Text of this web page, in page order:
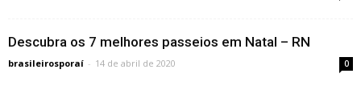
Descubra os 7 melhores passeios em Natal – RN
brasileirosporaí - 14 de abril de 2020 0